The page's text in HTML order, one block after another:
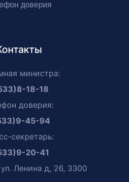
доверия
министра:
18-18
доверия:
45-94
секретарь:
20-41
ул. Ленина д, 26, 3300